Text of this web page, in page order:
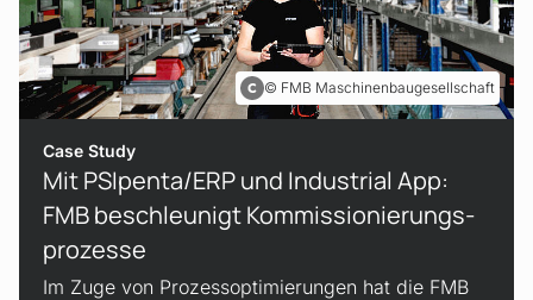
FMB Maschinenbaugesellschaft
Case Study
Mit PSIpenta/ERP und Industrial App:
FMB beschleunigt Kommissionierungs­
prozesse
Im Zuge von Prozessoptimierungen hat die FMB